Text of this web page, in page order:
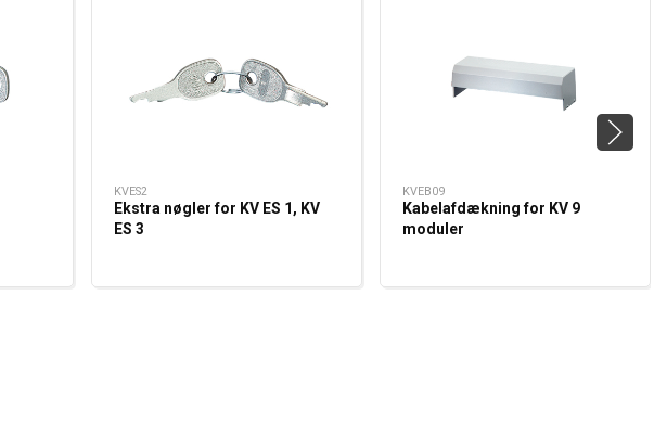
KVES2
Ekstra nøgler for KV ES 1, KV
ES 3
KVEB09
Kabelafdækning for KV 9
moduler